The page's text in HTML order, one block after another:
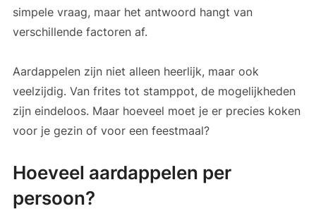
simpele vraag, maar het antwoord hangt van
verschillende factoren af.
Aardappelen zijn niet alleen heerlijk, maar ook
veelzijdig. Van frites tot stamppot, de mogelijkheden
zijn eindeloos. Maar hoeveel moet je er precies koken
voor je gezin of voor een feestmaal?
Hoeveel aardappelen per
persoon?